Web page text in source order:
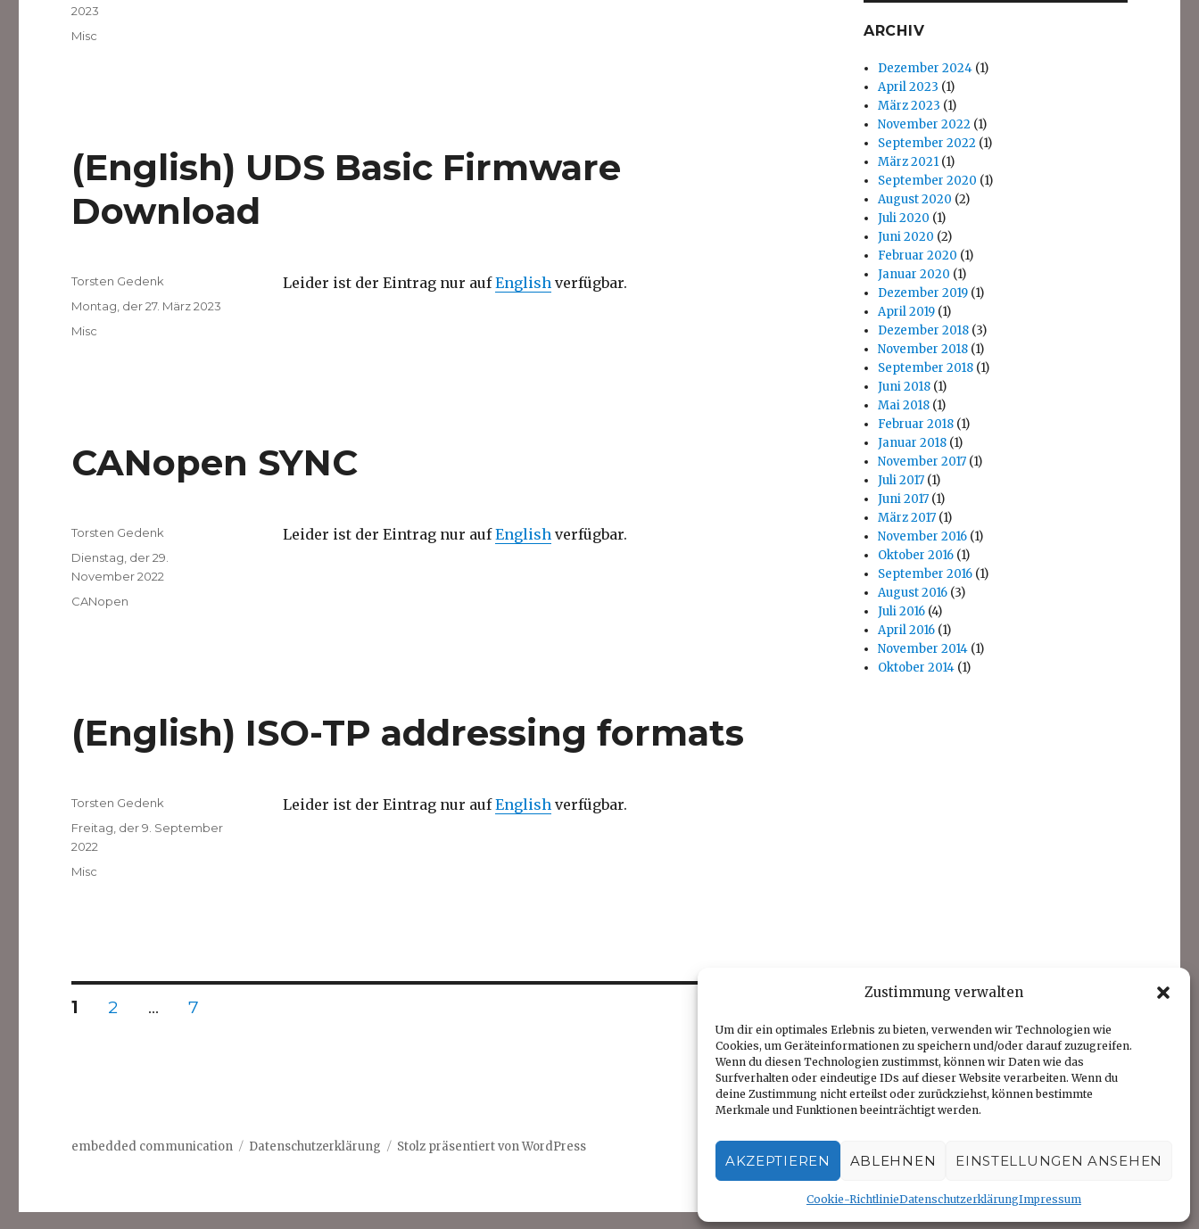
Zustimmung verwalten
Um dir ein optimales Erlebnis zu bieten, verwenden wir Technologien wie
Cookies, um Geräteinformationen zu speichern und/oder darauf zuzugreifen.
Wenn du diesen Technologien zustimmst, können wir Daten wie das
Surfverhalten oder eindeutige IDs auf dieser Website verarbeiten. Wenn du
deine Zustimmung nicht erteilst oder zurückziehst, können bestimmte
Merkmale und Funktionen beeinträchtigt werden.
AKZEPTIEREN ABLEHNEN EINSTELLUNGEN ANSEHEN
Cookie-RichtlinieDatenschutzerklärungImpressum
am
2023
Kategorien
Misc
(English) UDS Basic Firmware
Download
Leider ist der Eintrag nur aufEnglishverfügbar.
Autor
Torsten Gedenk
Veröffentlicht
am
Montag, der 27. März 2023
Kategorien
Misc
CANopen SYNC
Leider ist der Eintrag nur aufEnglishverfügbar.
Autor
Torsten Gedenk
Veröffentlicht
am
Dienstag, der 29.
November 2022
Kategorien
CANopen
(English) ISO-TP addressing formats
Leider ist der Eintrag nur aufEnglishverfügbar.
Autor
Torsten Gedenk
Veröffentlicht
am
Freitag, der 9. September
2022
Kategorien
Misc
Seitennummerierung
SEITE
1 SEITE
2 … SEITE
7
NÄC
HSTE
SEIT
E
ARCHIV
Dezember 2024 (1)
April 2023 (1)
März 2023 (1)
November 2022 (1)
September 2022 (1)
März 2021 (1)
September 2020 (1)
August 2020 (2)
Juli 2020 (1)
Juni 2020 (2)
Februar 2020 (1)
Januar 2020 (1)
Dezember 2019 (1)
April 2019 (1)
Dezember 2018 (3)
November 2018 (1)
September 2018 (1)
Juni 2018 (1)
Mai 2018 (1)
Februar 2018 (1)
Januar 2018 (1)
November 2017 (1)
Juli 2017 (1)
Juni 2017 (1)
März 2017 (1)
November 2016 (1)
Oktober 2016 (1)
September 2016 (1)
August 2016 (3)
Juli 2016 (4)
April 2016 (1)
November 2014 (1)
Oktober 2014 (1)
embedded communication Datenschutzerklärung Stolz präsentiert von WordPress